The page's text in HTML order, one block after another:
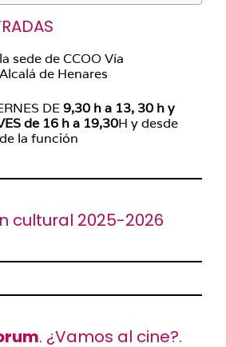
sede de CCOO Vía
de Henares
DE9,30 h a 13, 30 h y
de 16 h a 19,30H y desde
la función
cultural 2025-2026
. ¿Vamos al cine?.